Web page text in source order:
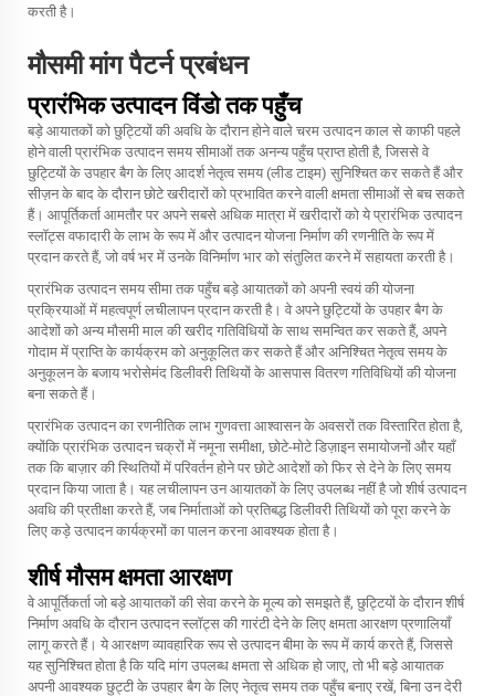
करती है।
मौसमी मांग पैटर्न प्रबंधन
प्रारंभिक उत्पादन विंडो तक पहुँच
बड़े आयातकों को छुट्टियों की अवधि के दौरान होने वाले चरम उत्पादन काल से काफी पहले
होने वाली प्रारंभिक उत्पादन समय सीमाओं तक अनन्य पहुँच प्राप्त होती है, जिससे वे
छुट्टियों के उपहार बैग के लिए आदर्श नेतृत्व समय (लीड टाइम) सुनिश्चित कर सकते हैं और
सीज़न के बाद के दौरान छोटे खरीदारों को प्रभावित करने वाली क्षमता सीमाओं से बच सकते
हैं। आपूर्तिकर्ता आमतौर पर अपने सबसे अधिक मात्रा में खरीदारों को ये प्रारंभिक उत्पादन
स्लॉट्स वफादारी के लाभ के रूप में और उत्पादन योजना निर्माण की रणनीति के रूप में
प्रदान करते हैं, जो वर्ष भर में उनके विनिर्माण भार को संतुलित करने में सहायता करती है।
प्रारंभिक उत्पादन समय सीमा तक पहुँच बड़े आयातकों को अपनी स्वयं की योजना
प्रक्रियाओं में महत्वपूर्ण लचीलापन प्रदान करती है। वे अपने छुट्टियों के उपहार बैग के
आदेशों को अन्य मौसमी माल की खरीद गतिविधियों के साथ समन्वित कर सकते हैं, अपने
गोदाम में प्राप्ति के कार्यक्रम को अनुकूलित कर सकते हैं और अनिश्चित नेतृत्व समय के
अनुकूलन के बजाय भरोसेमंद डिलीवरी तिथियों के आसपास वितरण गतिविधियों की योजना
बना सकते हैं।
प्रारंभिक उत्पादन का रणनीतिक लाभ गुणवत्ता आश्वासन के अवसरों तक विस्तारित होता है,
क्योंकि प्रारंभिक उत्पादन चक्रों में नमूना समीक्षा, छोटे-मोटे डिज़ाइन समायोजनों और यहाँ
तक कि बाज़ार की स्थितियों में परिवर्तन होने पर छोटे आदेशों को फिर से देने के लिए समय
प्रदान किया जाता है। यह लचीलापन उन आयातकों के लिए उपलब्ध नहीं है जो शीर्ष उत्पादन
अवधि की प्रतीक्षा करते हैं, जब निर्माताओं को प्रतिबद्ध डिलीवरी तिथियों को पूरा करने के
लिए कड़े उत्पादन कार्यक्रमों का पालन करना आवश्यक होता है।
शीर्ष मौसम क्षमता आरक्षण
वे आपूर्तिकर्ता जो बड़े आयातकों की सेवा करने के मूल्य को समझते हैं, छुट्टियों के दौरान शीर्ष
निर्माण अवधि के दौरान उत्पादन स्लॉट्स की गारंटी देने के लिए क्षमता आरक्षण प्रणालियाँ
लागू करते हैं। ये आरक्षण व्यावहारिक रूप से उत्पादन बीमा के रूप में कार्य करते हैं, जिससे
यह सुनिश्चित होता है कि यदि मांग उपलब्ध क्षमता से अधिक हो जाए, तो भी बड़े आयातक
अपनी आवश्यक छुट्टी के उपहार बैग के लिए नेतृत्व समय तक पहुँच बनाए रखें, बिना उन देरी